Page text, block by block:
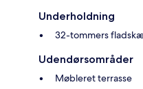
Underholdning
32-tommers
Udendørsområder
Møbleret terrasse